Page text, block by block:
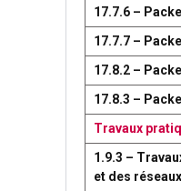
17.7.6 –
17.7.7 –
17.8.2 –
17.8.3 –
Travaux
1.9.3 –
et des réseaux